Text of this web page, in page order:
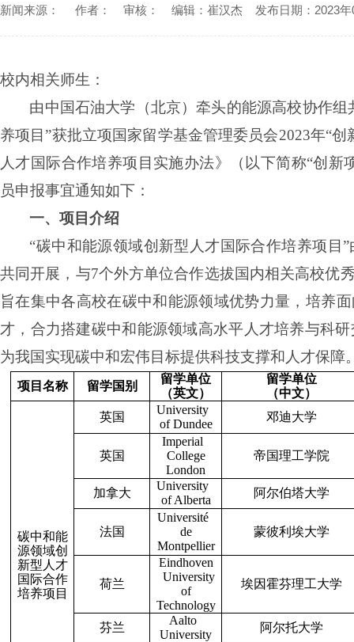
新闻来源： 作者： 审核： 编辑：崔汉杰 发布日期：2023年
校内相关师生：
由中国石油大学（北京）牵头的能源高校协作
养项目”获批立项国家留学基金管理委员会2023年“创
人才国际合作培养项目实施办法》（以下简称“创新
员申报事宜通知如下：
一、项目介绍
“碳中和能源领域创新型人才国际合作培养项目”
共同开展，与7个外方单位合作选拔国内相关高校优
旨在集中各高校在碳中和能源领域优势力量，培养
才，合力搭建碳中和能源领域高水平人才培养与科研
为我国实现碳中和宏伟目标提供科技支撑和人才保障
项目名称 留学国别
留学单位
（英文）
留学单位
（中文）
碳中和能
源领域创
新型人才
国际合作
培养项目
英国
University
of Dundee
邓迪大学
英国
Imperial
College
London
帝国理工学院
加拿大
University
of Alberta
阿尔伯塔大学
法国
Université
de
Montpellier
蒙彼利埃大学
荷兰
Eindhoven
University
of
Technology
埃因霍芬理工大学
芬兰
Aalto
University
阿尔托大学